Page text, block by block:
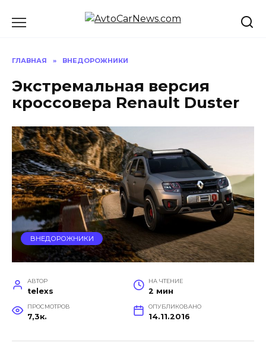
ГЛАВНАЯ » ВНЕДОРОЖНИКИ
Экстремальная версия
кроссовера Renault Duster
ВНЕДОРОЖНИКИ
АВТОР
telexs
НА ЧТЕНИЕ
2 мин
ПРОСМОТРОВ
7,3к.
ОПУБЛИКОВАНО
14.11.2016